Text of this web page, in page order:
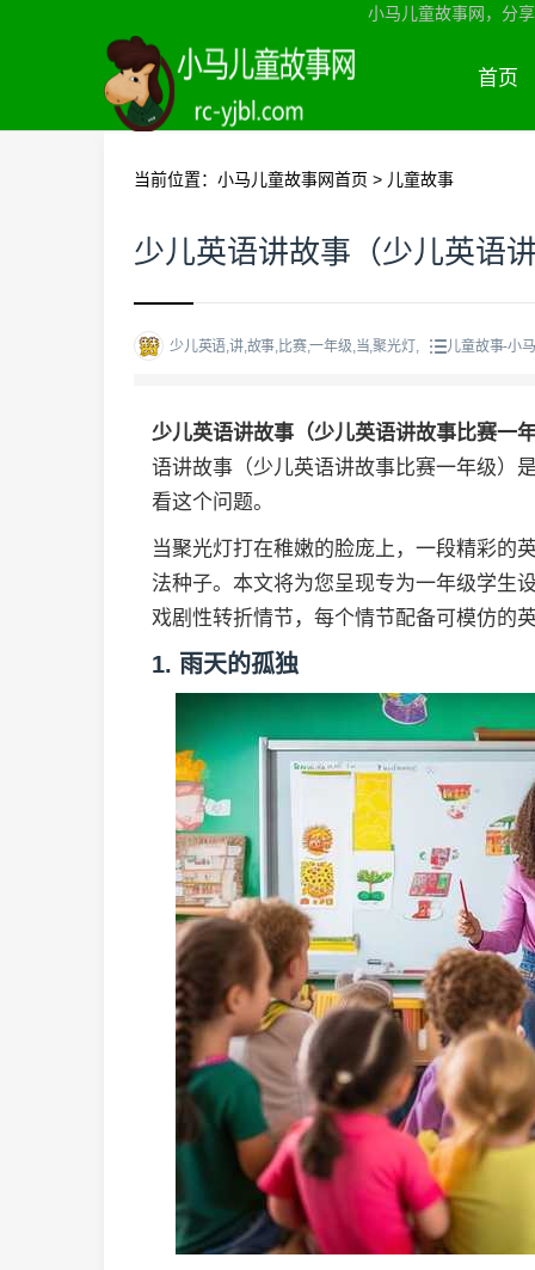
小马儿童故事网，分
首页
当前位置： 小马儿童故事网首页 > 儿童故事
少儿英语讲故事（少儿英语
少儿英语,讲,故事,比赛,一年级,当,聚光灯, 儿童故事-小
少儿英语讲故事（少儿英语讲故事比赛一
语讲故事（少儿英语讲故事比赛一年级）
看这个问题。
当聚光灯打在稚嫩的脸庞上，一段精彩的
法种子。本文将为您呈现专为一年级学生
戏剧性转折情节，每个情节配备可模仿的
1. 雨天的孤独